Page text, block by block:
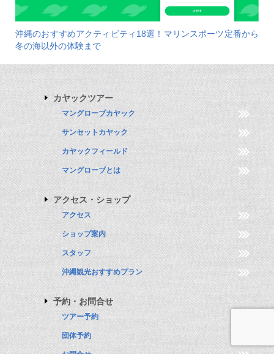
沖縄のおすすめアクティビティ18選！マリンスポーツ定番から
冬の海以外の体験まで
カヤックツアー
マングローブカヤック
サンセットカヤック
カヤックフィールド
マングローブとは
アクセス・ショップ
アクセス
ショップ案内
スタッフ
沖縄観光おすすめプラン
予約・お問合せ
ツアー予約
団体予約